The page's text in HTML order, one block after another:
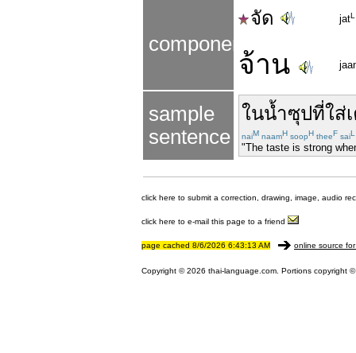
components
จัด jatL
จ้าน
sample
sentence
ในน้ำซุปที่ใส่
naiM naamH soopH theeF saiL
"The taste is strong
click here to submit a correction, drawing, image, audio
click here to e-mail this page to a friend
page cached 8/6/2026 6:43:13 AM online source
Copyright © 2026 thai-language.com. Portions copyright